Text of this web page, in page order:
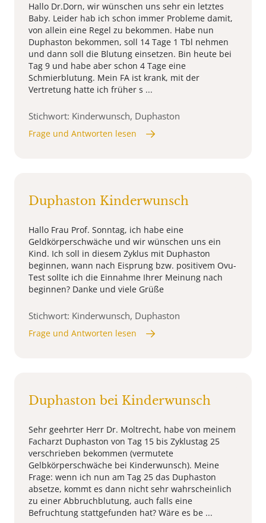
Hallo Dr.Dorn, wir wünschen uns sehr ein letztes
Baby. Leider hab ich schon immer Probleme damit,
von allein eine Regel zu bekommen. Habe nun
Duphaston bekommen, soll 14 Tage 1 Tbl nehmen
und dann soll die Blutung einsetzen. Bin heute bei
Tag 9 und habe aber schon 4 Tage eine
Schmierblutung. Mein FA ist krank, mit der
Vertretung hatte ich früher s ...
Stichwort: Kinderwunsch, Duphaston
Frage und Antworten lesen
Duphaston Kinderwunsch
Hallo Frau Prof. Sonntag, ich habe eine
Geldkörperschwäche und wir wünschen uns ein
Kind. Ich soll in diesem Zyklus mit Duphaston
beginnen, wann nach Eisprung bzw. positivem Ovu-
Test sollte ich die Einnahme Ihrer Meinung nach
beginnen? Danke und viele Grüße
Stichwort: Kinderwunsch, Duphaston
Frage und Antworten lesen
Duphaston bei Kinderwunsch
Sehr geehrter Herr Dr. Moltrecht, habe von meinem
Facharzt Duphaston von Tag 15 bis Zyklustag 25
verschrieben bekommen (vermutete
Gelbkörperschwäche bei Kinderwunsch). Meine
Frage: wenn ich nun am Tag 25 das Duphaston
absetze, kommt es dann nicht sehr wahrscheinlich
zu einer Abbruchblutung, auch falls eine
Befruchtung stattgefunden hat? Wäre es be ...